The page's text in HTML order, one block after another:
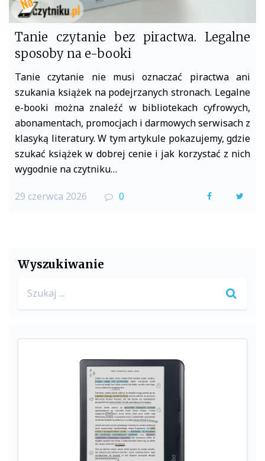
Tanie czytanie bez piractwa. Legalne
sposoby na e-booki
Tanie czytanie nie musi oznaczać piractwa ani
szukania książek na podejrzanych stronach. Legalne
e-booki można znaleźć w bibliotekach cyfrowych,
abonamentach, promocjach i darmowych serwisach z
klasyką literatury. W tym artykule pokazujemy, gdzie
szukać książek w dobrej cenie i jak korzystać z nich
wygodnie na czytniku…
29 czerwca 2026 0
F
k
Wyszukiwanie
for: